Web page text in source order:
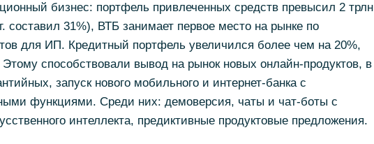
бизнес: портфель привлеченных средств превысил 2 трлн
составил 31%), ВТБ занимает первое место на рынке по
для ИП. Кредитный портфель увеличился более чем на 20%,
способствовали вывод на рынок новых онлайн-продуктов, в
запуск нового мобильного и интернет-банка с
функциями. Среди них: демоверсия, чаты и чат-боты с
интеллекта, предиктивные продуктовые предложения.